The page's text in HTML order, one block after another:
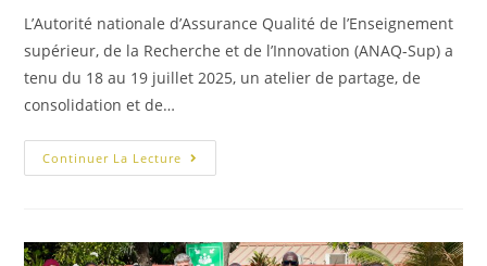
L’Autorité nationale d’Assurance Qualité de l’Enseignement
supérieur, de la Recherche et de l’Innovation (ANAQ-Sup) a
tenu du 18 au 19 juillet 2025, un atelier de partage, de
consolidation et de…
Continuer La Lecture